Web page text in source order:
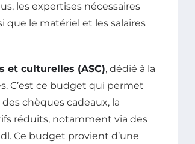
les expertises nécessaires
que le matériel et les salaires
et culturelles (ASC), dédié à la
C’est ce budget qui permet
chèques cadeaux, la
réduits, notamment via des
Ce budget provient d’une